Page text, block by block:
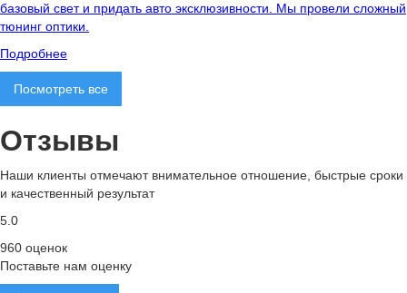
базовый свет и придать авто эксклюзивности. Мы провели сложный
тюнинг оптики.
Подробнее
Посмотреть все
Отзывы
Наши клиенты отмечают внимательное отношение, быстрые сроки
и качественный результат
5.0
960 оценок
Поставьте нам оценку